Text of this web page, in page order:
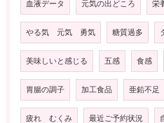
血液データ 元気の出どころ 栄
やる気 元気 勇気 糖質過多
美味しいと感じる 五感 食感
胃腸の調子 加工食品 亜鉛不
疲れ むくみ 最近ご予約状況